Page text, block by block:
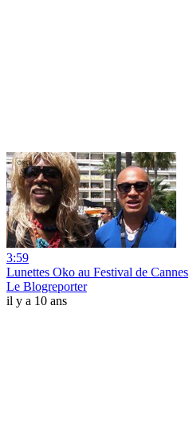
3:59
Lunettes Oko au Festival de Cannes
Le Blogreporter
il y a 10 ans